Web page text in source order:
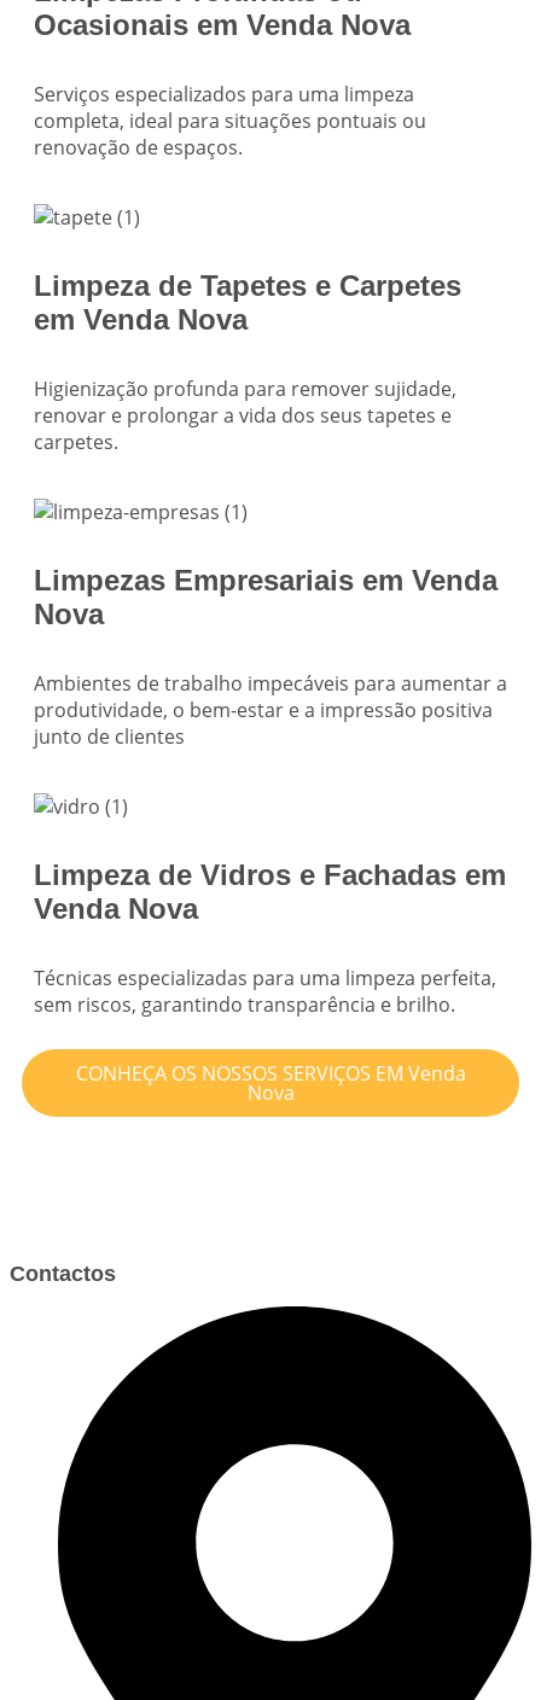
Ocasionais em Venda Nova
Serviços especializados para uma limpeza
completa, ideal para situações pontuais ou
renovação de espaços.
Limpeza de Tapetes e Carpetes
em Venda Nova
Higienização profunda para remover sujidade,
renovar e prolongar a vida dos seus tapetes e
carpetes.
Limpezas Empresariais em Venda
Nova
Ambientes de trabalho impecáveis para aumentar a
produtividade, o bem-estar e a impressão positiva
junto de clientes
Limpeza de Vidros e Fachadas em
Venda Nova
Técnicas especializadas para uma limpeza perfeita,
sem riscos, garantindo transparência e brilho.
CONHEÇA OS NOSSOS SERVIÇOS EM Venda
Nova
Contactos